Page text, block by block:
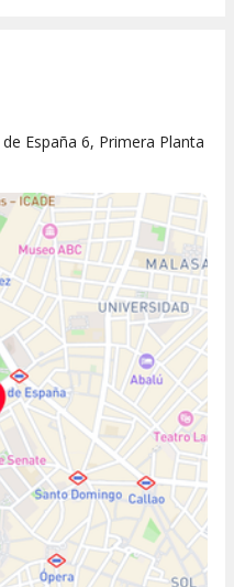
de España 6, Primera Planta